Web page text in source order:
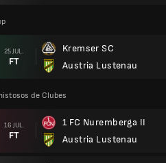
25 JUL.
FT
Kremser SC
Austria Lustenau
de Clubes
16 JUL.
FT
1 FC Nuremberga II
Austria Lustenau